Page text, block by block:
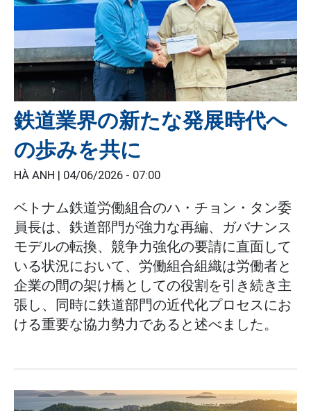
鉄道業界の新たな発展時代へ
の歩みを共に
HÀ ANH | 04/06/2026 - 07:00
ベトナム鉄道労働組合のハ・チョン・タン委
員長は、鉄道部門が強力な再編、ガバナンス
モデルの転換、競争力強化の要請に直面して
いる状況において、労働組合組織は労働者と
企業の間の架け橋としての役割を引き続き主
張し、同時に鉄道部門の近代化プロセスにお
ける重要な協力勢力であると述べました。